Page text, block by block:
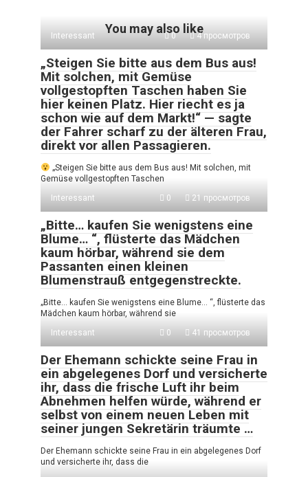
You may also like
Interessant 0 4 просмотров
„Steigen Sie bitte aus dem Bus aus!
Mit solchen, mit Gemüse
vollgestopften Taschen haben Sie
hier keinen Platz. Hier riecht es ja
schon wie auf dem Markt!“ — sagte
der Fahrer scharf zu der älteren Frau,
direkt vor allen Passagieren.
„Steigen Sie bitte aus dem Bus aus! Mit solchen, mit
Gemüse vollgestopften Taschen
Interessant
0 21 просмотров
„Bitte… kaufen Sie wenigstens eine
Blume… “, flüsterte das Mädchen
kaum hörbar, während sie dem
Passanten einen kleinen
Blumenstrauß entgegenstreckte.
„Bitte… kaufen Sie wenigstens eine Blume… “, flüsterte das
Mädchen kaum hörbar, während sie
Interessant
0 41 просмотров
Der Ehemann schickte seine Frau in
ein abgelegenes Dorf und versicherte
ihr, dass die frische Luft ihr beim
Abnehmen helfen würde, während er
selbst von einem neuen Leben mit
seiner jungen Sekretärin träumte …
Der Ehemann schickte seine Frau in ein abgelegenes Dorf
und versicherte ihr, dass die